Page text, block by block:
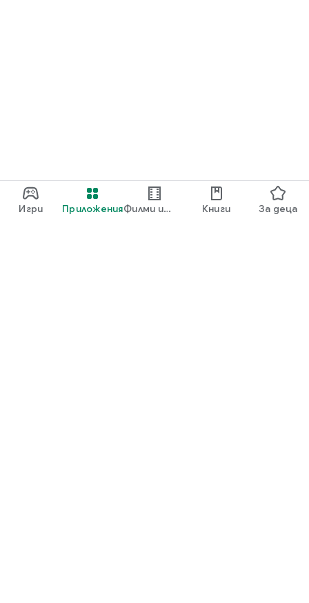
Игри ПриложенияФилми и
Книги За деца